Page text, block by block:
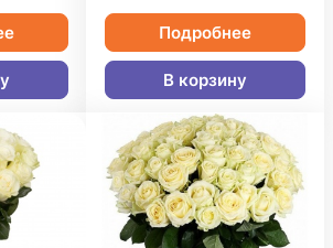
Подробнее
В корзину